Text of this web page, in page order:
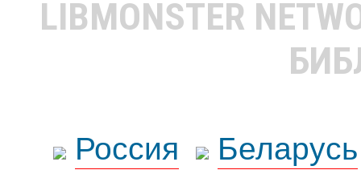
LIBMONSTER
Россия
Беларусь